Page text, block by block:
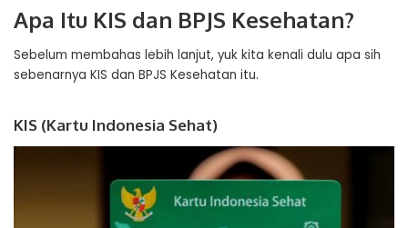
Apa Itu KIS dan BPJS Kesehatan?
Sebelum membahas lebih lanjut, yuk kita kenali dulu apa sih
sebenarnya KIS dan BPJS Kesehatan itu.
KIS (Kartu Indonesia Sehat)